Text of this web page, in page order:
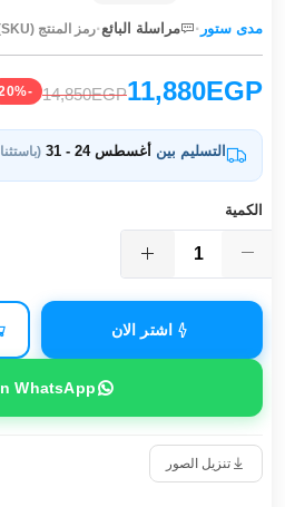
مدى ستور · مراسلة البائع·رمز المنتج (SKU):
11,880EGP
14,850EGP
-20%
التسليم بين أغسطس 24 - 31
الكمية
اشتر الان
WhatsApp
تنزيل الصور